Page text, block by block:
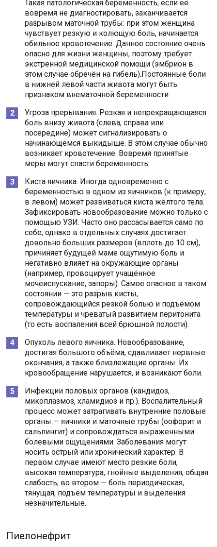
Такая патологическая беременность, если её
вовремя не диагностировать, заканчивается
разрывом маточной трубы: при этом женщина
чувствует резкую и колющую боль, начинается
обильное кровотечение. Данное состояние очень
опасно для жизни женщины, поэтому требует
экстренной медицинской помощи (эмбрион в
этом случае обречён на гибель).Постоянные боли
в нижней левой части живота могут быть
признаком внематочной беременности
Угроза прерывания. Резкая и непрекращающаяся
боль внизу живота (слева, справа или
посередине) может сигнализировать о
начинающемся выкидыше. В этом случае обычно
возникает кровотечение. Вовремя принятые
меры могут спасти беременность.
Киста яичника. Иногда одновременно с
беременностью в одном из яичников (к примеру,
в левом) может развиваться киста жёлтого тела.
Зафиксировать новообразование можно только с
помощью УЗИ. Часто оно рассасывается само по
себе, однако в отдельных случаях достигает
довольно больших размеров (вплоть до 10 см),
причиняет будущей маме ощутимую боль и
негативно влияет на окружающие органы
(например, провоцирует учащённое
мочеиспускание, запоры). Самое опасное в таком
состоянии — это разрыв кисты,
сопровождающийся резкой болью и подъёмом
температуры и чреватый развитием перитонита
(то есть воспаления всей брюшной полости).
Опухоль левого яичника. Новообразование,
достигая большого объёма, сдавливает нервные
окончания, а также близлежащие органы. Их
кровообращение нарушается, и возникают боли.
Инфекции половых органов (кандидоз,
микоплазмоз, хламидиоз и пр.). Воспалительный
процесс может затрагивать внутренние половые
органы — яичники и маточные трубы (оофорит и
сальпингит) и сопровождаться выраженными
болевыми ощущениями. Заболевания могут
носить острый или хронический характер. В
первом случае имеют место резкие боли,
высокая температура, гнойные выделения, общая
слабость, во втором — боль периодическая,
тянущая, подъём температуры и выделения
незначительные.
Пиелонефрит